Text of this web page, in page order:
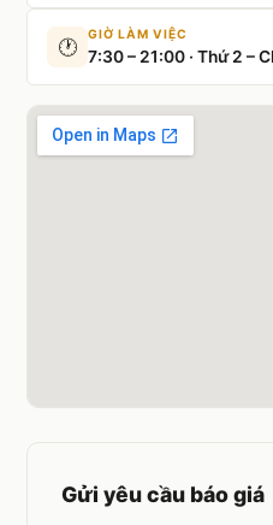
🕐
GIỜ LÀM VIỆC
7:30 – 21:00 · Thứ 2 –
Gửi yêu cầu báo giá